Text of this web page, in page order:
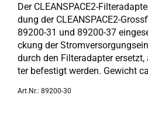
Der CLEANSPACE2-​
dung der CLEANSPACE2-​
89200-​31 und 89200-​37
ckung der
durch den Fil­ter­ad­ap­ter
ter be­fes­tigt wer­den. Ge­wicht
Art.Nr.: 89200-30